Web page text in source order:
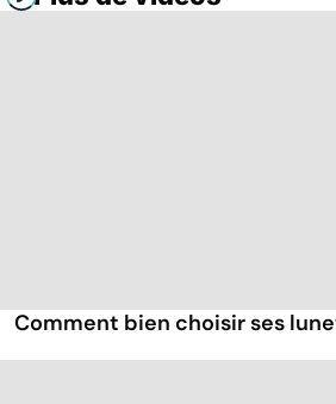
Comment bien choisir ses